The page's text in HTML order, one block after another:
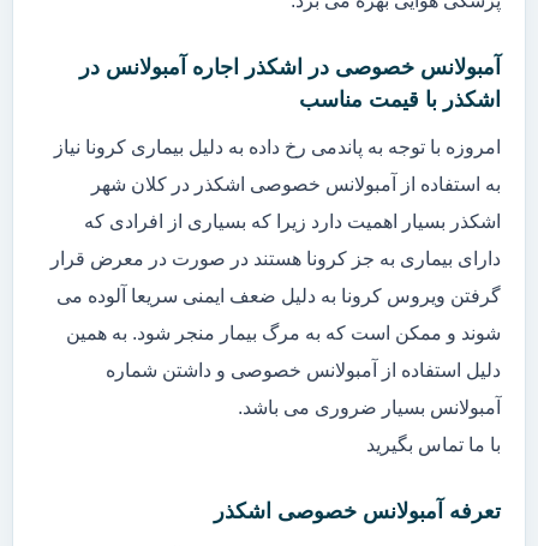
آمبولانس خصوصی در اشکذر اجاره آمبولانس در
اشکذر با قیمت مناسب
امروزه با توجه به پاندمی رخ داده به دلیل بیماری کرونا نیاز
به استفاده از آمبولانس خصوصی اشکذر در کلان شهر
اشکذر بسیار اهمیت دارد زیرا که بسیاری از افرادی که
دارای بیماری به جز کرونا هستند در صورت در معرض قرار
گرفتن ویروس کرونا به دلیل ضعف ایمنی سریعا آلوده می
شوند و ممکن است که به مرگ بیمار منجر شود. به همین
دلیل استفاده از آمبولانس خصوصی و داشتن شماره
آمبولانس بسیار ضروری می باشد.
با ما تماس بگیرید
تعرفه آمبولانس خصوصی اشکذر